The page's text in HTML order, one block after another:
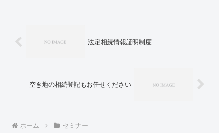
法定相続情報証明制度
空き地の相続登記もお任せください
ホーム セミナー